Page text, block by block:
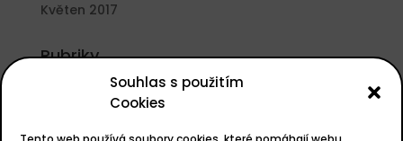
Souhlas s použitím
Cookies
Květen 2017
Rubriky
Nezařazené
Základní informace